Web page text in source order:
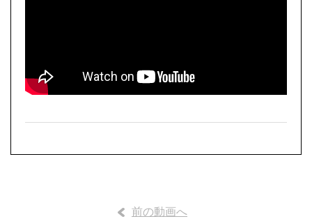
前の動画へ